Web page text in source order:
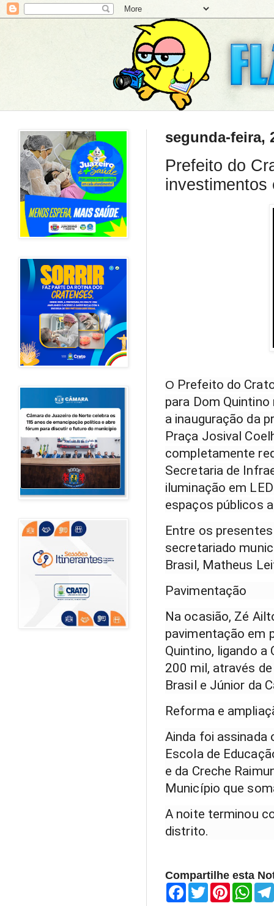
segunda-feira,
Prefeito do
investimentos
O Prefeito do
para Dom
a inauguração da
Praça Josival
completamente
Secretaria de
iluminação em
espaços públicos
Entre os
secretariado
Brasil, Matheus
Pavimentação
Na ocasião, Zé
pavimentação em
Quintino, ligando a
200 mil, através
Brasil e Júnior da
Reforma e
Ainda foi assinada
Escola de
e da Creche
Município que
A noite terminou
distrito.
Compartilhe esta
F
T
w
P
W